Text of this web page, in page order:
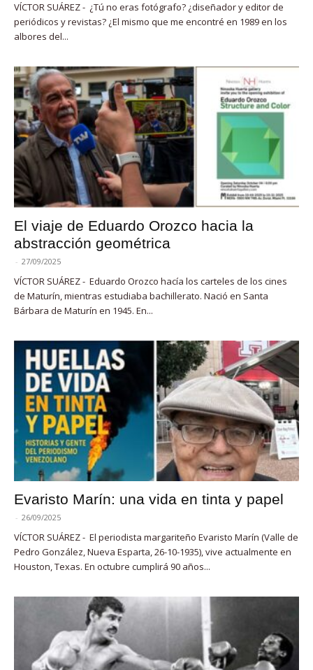
VÍCTOR SUÁREZ - ¿Tú no eras fotógrafo? ¿diseñador y editor de
periódicos y revistas? ¿El mismo que me encontré en 1989 en los
albores del...
El viaje de Eduardo Orozco hacia la
abstracción geométrica
- 27/09/2025
VÍCTOR SUÁREZ - Eduardo Orozco hacía los carteles de los cines
de Maturín, mientras estudiaba bachillerato. Nació en Santa
Bárbara de Maturín en 1945. En...
Evaristo Marín: una vida en tinta y papel
- 26/09/2025
VÍCTOR SUÁREZ - El periodista margariteño Evaristo Marín (Valle de
Pedro González, Nueva Esparta, 26-10-1935), vive actualmente en
Houston, Texas. En octubre cumplirá 90 años...